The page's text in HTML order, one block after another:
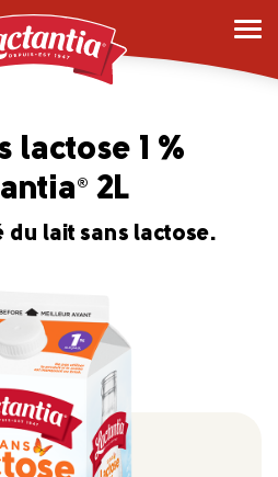
lactose 1 %
® 2L
du lait sans lactose.